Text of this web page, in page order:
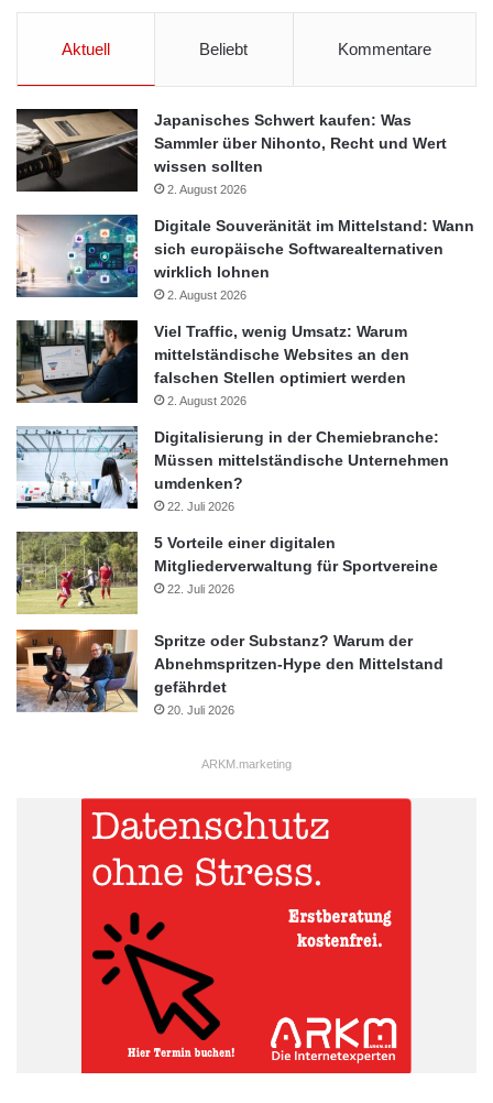
Aktuell Beliebt Kommentare
Japanisches Schwert kaufen: Was
Sammler über Nihonto, Recht und Wert
wissen sollten
2. August 2026
Digitale Souveränität im Mittelstand: Wann
sich europäische Softwarealternativen
wirklich lohnen
2. August 2026
Viel Traffic, wenig Umsatz: Warum
mittelständische Websites an den
falschen Stellen optimiert werden
2. August 2026
Digitalisierung in der Chemiebranche:
Müssen mittelständische Unternehmen
umdenken?
22. Juli 2026
5 Vorteile einer digitalen
Mitgliederverwaltung für Sportvereine
22. Juli 2026
Spritze oder Substanz? Warum der
Abnehmspritzen-Hype den Mittelstand
gefährdet
20. Juli 2026
ARKM.marketing